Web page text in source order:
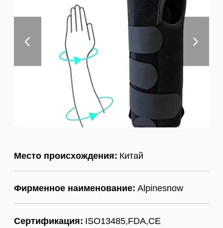
Место происхождения: Китай
Фирменное наименование: Alpinesnow
Сертификация: ISO13485,FDA,CE